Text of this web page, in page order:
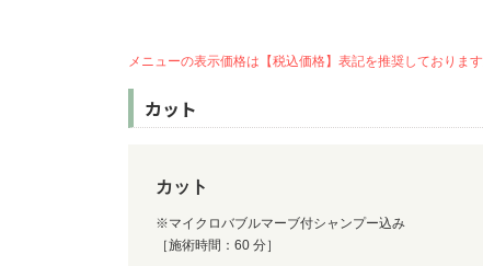
メニューの表示価格は【税込価格】表記を推奨しておりま
カット
カット
※マイクロバブルマーブ付シャンプー込み
［施術時間：60 分］